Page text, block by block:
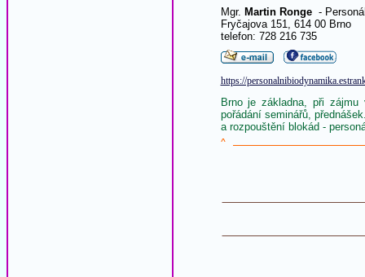
Mgr. Martin Ronge-
Fryčajova 151, 614 00 Brno
telefon: 728 216 735
https://
Brno je základna, při
pořádání seminářů,
a rozpouštění blokád -
^